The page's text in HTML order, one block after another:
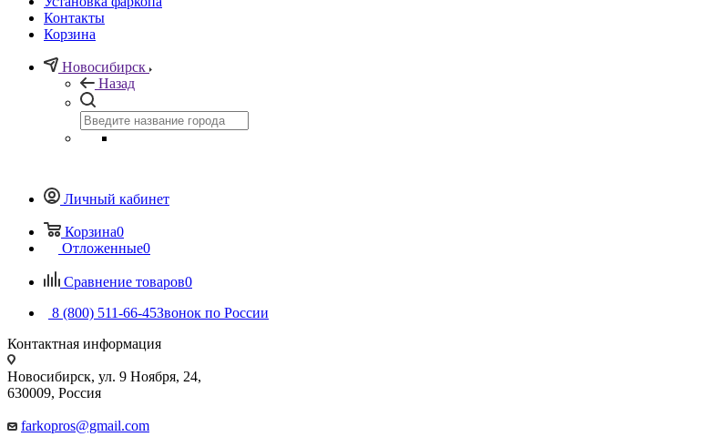
Контакты
Корзина
Новосибирск
Назад
Личный кабинет
Корзина0
Отложенные0
Сравнение товаров0
8 (800) 511-66-45Звонок по России
Контактная информация
Новосибирск, ул. 9 Ноября, 24,
630009, Россия
farkopros@gmail.com